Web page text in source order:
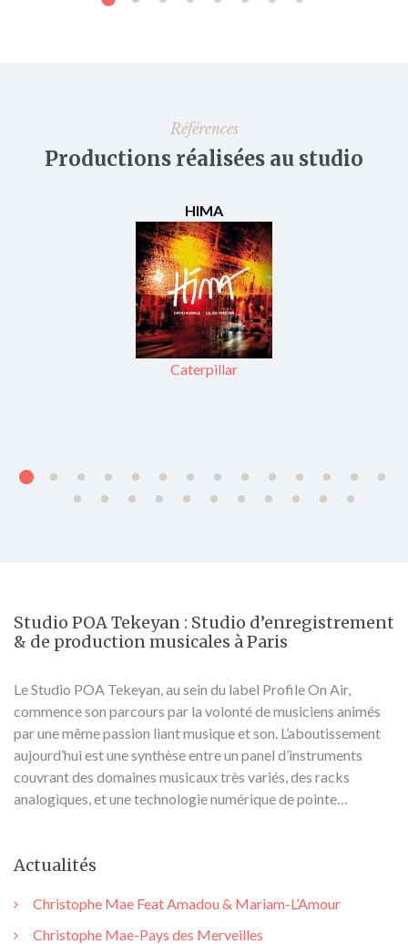
Références
Productions réalisées au studio
HIMA
Caterpillar
VIANNEY
Pas là
Studio POA Tekeyan : Studio d’enregistrement
& de production musicales à Paris
Le Studio POA Tekeyan, au sein du label Profile On Air,
commence son parcours par la volonté de musiciens animés
par une même passion liant musique et son. L’aboutissement
aujourd’hui est une synthèse entre un panel d’instruments
couvrant des domaines musicaux très variés, des racks
analogiques, et une technologie numérique de pointe…
Actualités
Christophe Mae Feat Amadou & Mariam-L’Amour
Christophe Mae-Pays des Merveilles